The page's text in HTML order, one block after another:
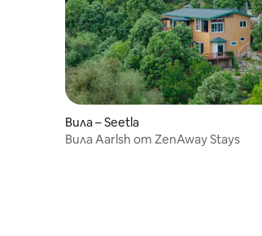
Вила – Seetla
Вила Aarlsh от ZenAway Stays